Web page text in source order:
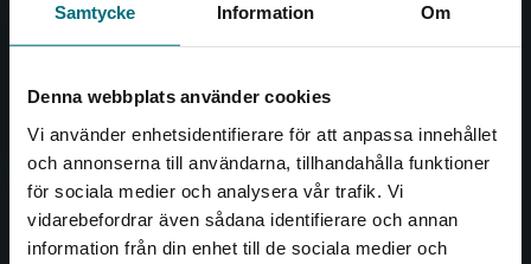
Samtycke Information Om
Denna webbplats använder cookies
Vi använder enhetsidentifierare för att anpassa innehållet
och annonserna till användarna, tillhandahålla funktioner
för sociala medier och analysera vår trafik. Vi
vidarebefordrar även sådana identifierare och annan
information från din enhet till de sociala medier och
Begränsad fraktregion
Kontakta oss
Kontakta oss
046-31 20 00
Box 141
221 00 Lund